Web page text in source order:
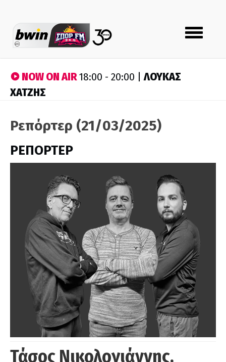
Toggle
navigation
NOW ON AIR18:00 - 20:00 |ΛΟΥΚΑΣ
ΧΑΤΖΗΣ
Ρεπόρτερ (21/03/2025)
ΡΕΠΟΡΤΕΡ
Τάσος Νικολογιάννης,